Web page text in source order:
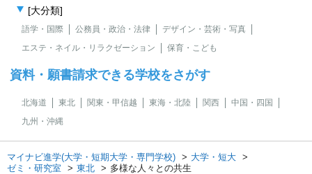
[大分類]
語学・国際 公務員・政治・法律
デザイン・芸術・写真
エステ・ネイル・リラクゼーション
保育・こども
資料・願書請求できる学校をさがす
北海道 東北 関東・甲信越 東海・北陸 関西
中国・四国
九州・沖縄
マイナビ進学(大学・短期大学・専門学校)
大学・短大
ゼミ・研究室
東北 多様な人々との共生